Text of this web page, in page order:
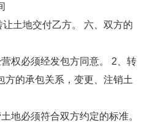
土地交付乙方。 六、双方的
权必须经发包方同意。 2、转
方的承包关系，变更、注销土
地必须符合双方约定的标准。